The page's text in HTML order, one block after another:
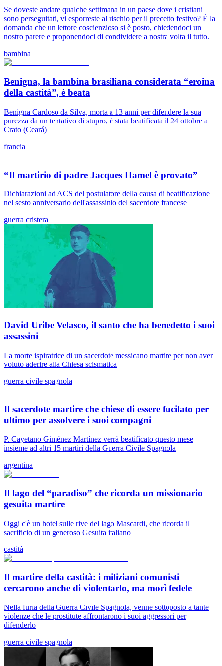
Se doveste andare qualche settimana in un paese dove i cristiani
sono perseguitati, vi esporreste al rischio per il precetto festivo? È la
domanda che un lettore coscienzioso si è posto, chiedendoci un
nostro parere e proponendoci di condividere a nostra volta il tutto.
bambina
Benigna, la bambina brasiliana considerata “eroina
della castità”, è beata
Benigna Cardoso da Silva, morta a 13 anni per difendere la sua
purezza da un tentativo di stupro, è stata beatificata il 24 ottobre a
Crato (Ceará)
francia
“Il martirio di padre Jacques Hamel è provato”
Dichiarazioni ad ACS del postulatore della causa di beatificazione
nel sesto anniversario dell'assassinio del sacerdote francese
guerra cristera
David Uribe Velasco, il santo che ha benedetto i suoi
assassini
La morte ispiratrice di un sacerdote messicano martire per non aver
voluto aderire alla Chiesa scismatica
guerra civile spagnola
Il sacerdote martire che chiese di essere fucilato per
ultimo per assolvere i suoi compagni
P. Cayetano Giménez Martínez verrà beatificato questo mese
insieme ad altri 15 martiri della Guerra Civile Spagnola
argentina
Il lago del “paradiso” che ricorda un missionario
gesuita martire
Oggi c'è un hotel sulle rive del lago Mascardi, che ricorda il
sacrificio di un generoso Gesuita italiano
castità
Il martire della castità: i miliziani comunisti
cercarono anche di violentarlo, ma morì fedele
Nella furia della Guerra Civile Spagnola, venne sottoposto a tante
violenze che le prostitute affrontarono i suoi aggressori per
difenderlo
guerra civile spagnola